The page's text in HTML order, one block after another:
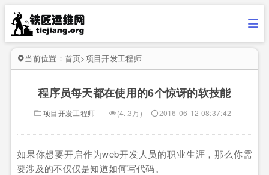
当前位置： 首页>项目开发工程师
程序员每天都在使用的6个惊讶的软技能
项目开发工程师 (4..3万) 2016-06-12 08:37:42
如果你想要开启作为web开发人员的职业生涯，那么你需
要涉及的不仅仅是知道如何写代码。